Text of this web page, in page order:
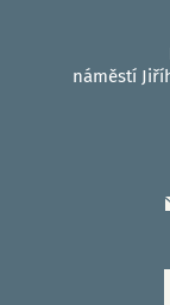
náměstí